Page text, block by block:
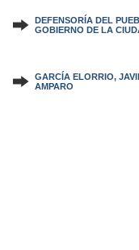
DEFENSORÍA DEL
GOBIERNO DE LA
GARCÍA ELORRIO,
AMPARO